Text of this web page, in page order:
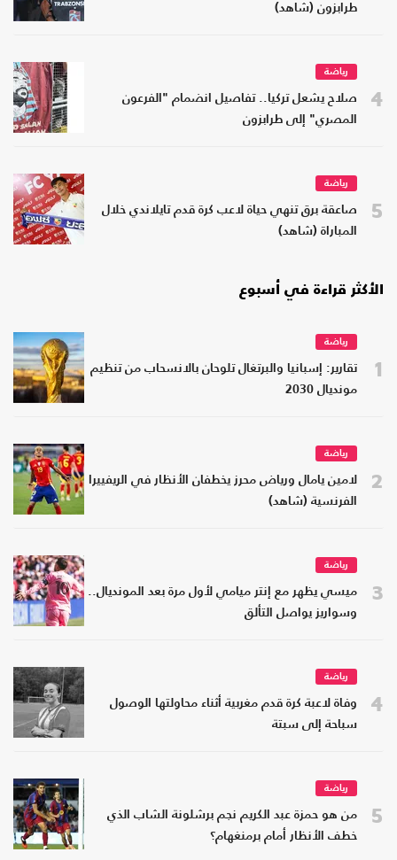
طرابزون (شاهد)
4
رياضة
صلاح يشعل تركيا.. تفاصيل انضمام "الفرعون
المصري" إلى طرابزون
5
رياضة
صاعقة برق تنهي حياة لاعب كرة قدم تايلاندي خلال
المباراة (شاهد)
الأكثر قراءة في أسبوع
1
رياضة
تقارير: إسبانيا والبرتغال تلوحان بالانسحاب من تنظيم
مونديال 2030
2
رياضة
لامين يامال ورياض محرز يخطفان الأنظار في الريفييرا
الفرنسية (شاهد)
3
رياضة
ميسي يظهر مع إنتر ميامي لأول مرة بعد المونديال..
وسواريز يواصل التألق
4
رياضة
وفاة لاعبة كرة قدم مغربية أثناء محاولتها الوصول
سباحة إلى سبتة
5
رياضة
من هو حمزة عبد الكريم نجم برشلونة الشاب الذي
خطف الأنظار أمام برمنغهام؟